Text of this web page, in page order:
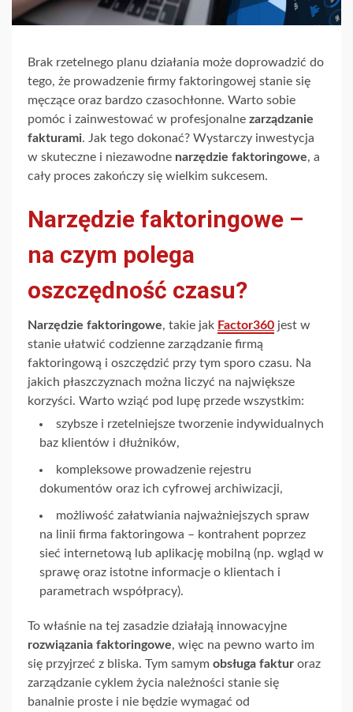
Brak rzetelnego planu działania może doprowadzić do
tego, że prowadzenie firmy faktoringowej stanie się
męczące oraz bardzo czasochłonne. Warto sobie
pomóc i zainwestować w profesjonalne zarządzanie
fakturami. Jak tego dokonać? Wystarczy inwestycja
w skuteczne i niezawodne narzędzie faktoringowe, a
cały proces zakończy się wielkim sukcesem.
Narzędzie faktoringowe –
na czym polega
oszczędność czasu?
Narzędzie faktoringowe, takie jak Factor360 jest w
stanie ułatwić codzienne zarządzanie firmą
faktoringową i oszczędzić przy tym sporo czasu. Na
jakich płaszczyznach można liczyć na największe
korzyści. Warto wziąć pod lupę przede wszystkim:
szybsze i rzetelniejsze tworzenie indywidualnych
baz klientów i dłużników,
kompleksowe prowadzenie rejestru
dokumentów oraz ich cyfrowej archiwizacji,
możliwość załatwiania najważniejszych spraw
na linii firma faktoringowa – kontrahent poprzez
sieć internetową lub aplikację mobilną (np. wgląd w
sprawę oraz istotne informacje o klientach i
parametrach współpracy).
To właśnie na tej zasadzie działają innowacyjne
rozwiązania faktoringowe, więc na pewno warto im
się przyjrzeć z bliska. Tym samym obsługa faktur oraz
zarządzanie cyklem życia należności stanie się
banalnie proste i nie będzie wymagać od